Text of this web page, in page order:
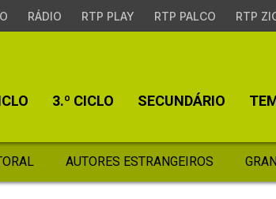
RÁDIO RTP PLAY RTP PALCO RTP
3.º CICLO SECUNDÁRIO
AUTORES ESTRANGEIROS